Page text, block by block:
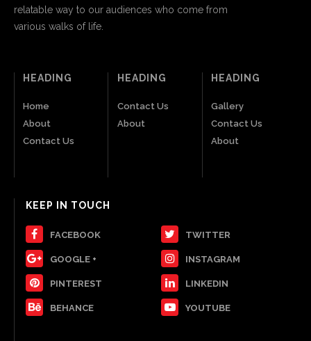
relatable way to our audiences who come from
various walks of life.
HEADING
Home
About
Contact Us
HEADING
Contact Us
About
HEADING
Gallery
Contact Us
About
KEEP IN TOUCH
FACEBOOK TWITTER
GOOGLE + INSTAGRAM
PINTEREST LINKEDIN
BEHANCE YOUTUBE